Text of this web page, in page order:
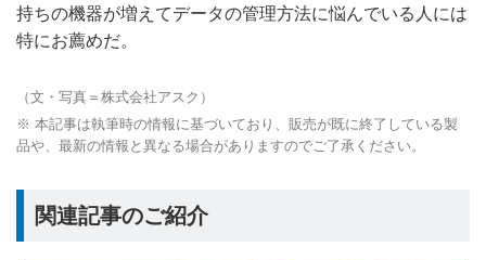
持ちの機器が増えてデータの管理方法に悩んでいる人には
特にお薦めだ。
（文・写真＝株式会社アスク）
※ 本記事は執筆時の情報に基づいており、販売が既に終了している製
品や、最新の情報と異なる場合がありますのでご了承ください。
関連記事のご紹介